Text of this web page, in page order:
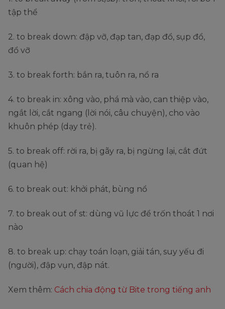
tập thể
2. to break down: đập vỡ, đạp tan, đạp đổ, sụp đổ,
đổ vỡ
3. to break forth: bắn ra, tuôn ra, nổ ra
4. to break in: xông vào, phá mà vào, can thiệp vào,
ngắt lời, cắt ngang (lời nói, câu chuyện), cho vào
khuôn phép (dạy trẻ).
5. to break off: rời ra, bị gãy ra, bị ngừng lại, cắt đứt
(quan hệ)
6. to break out: khởi phát, bùng nổ
7. to break out of st: dùng vũ lực để trốn thoát 1 nơi
nào
8. to break up: chạy toán loạn, giải tán, suy yếu đi
(người), đập vụn, đập nát.
Xem thêm: Cách chia động từ Bite trong tiếng anh